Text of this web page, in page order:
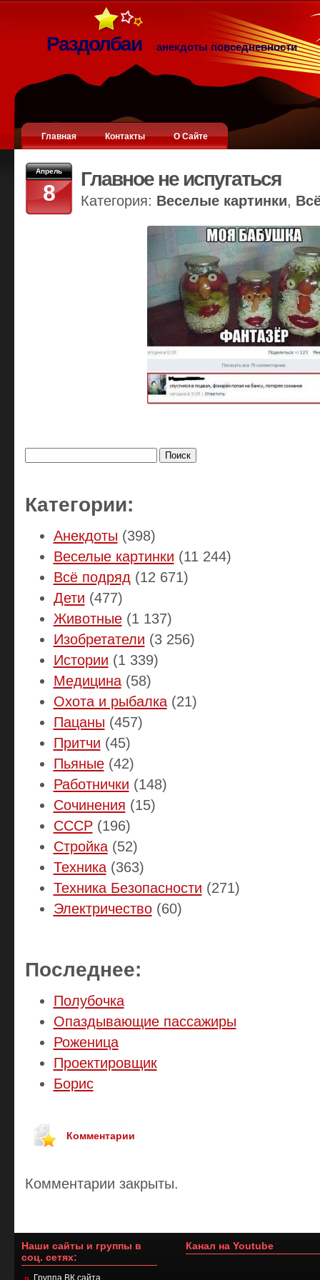
Раздолбаи анекдоты повседневности
Главная Контакты О Сайте
Апрель
8
Главное не испугаться
Категория: Веселые картинки,
Категории:
Анекдоты (398)
Веселые картинки (11 244)
Всё подряд (12 671)
Дети (477)
Животные(1 137)
Изобретатели (3 256)
Истории (1 339)
Медицина(58)
Охота и рыбалка(21)
Пацаны (457)
Притчи (45)
Пьяные(42)
Работнички (148)
Сочинения (15)
СССР(196)
Стройка(52)
Техника(363)
Техника Безопасности (271)
Электричество(60)
Последнее:
Полубочка
Опаздывающие пассажиры
Роженица
Проектировщик
Борис
Комментарии
Комментарии закрыты.
Наши сайты и группы в
соц. сетях:
Группа ВК сайта
Канал на Youtube